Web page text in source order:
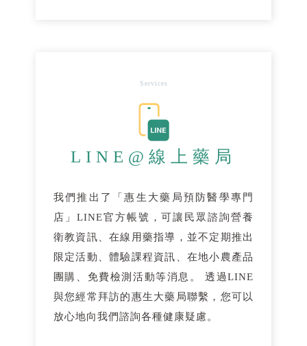
Services
LINE@線上藥局
我們推出了「惠生大藥局預防醫學專門
店」LINE官方帳號，可讓民眾諮詢營養
衛教資訊、在線用藥指導，並不定期推出
限定活動、體驗課程資訊、在地小農產品
團購、免費檢測活動等消息。 透過LINE
與您經常拜訪的惠生大藥局聯繫，您可以
放心地向我們諮詢各種健康疑慮。